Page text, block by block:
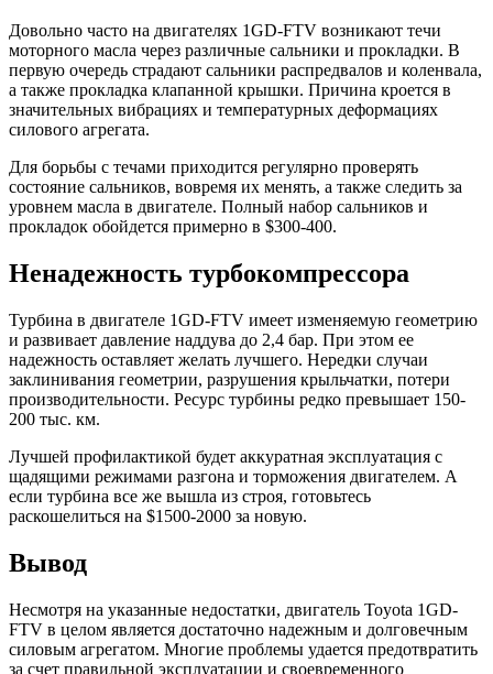
Довольно часто на двигателях 1GD-FTV возникают течи
моторного масла через различные сальники и прокладки. В
первую очередь страдают сальники распредвалов и коленвала,
а также прокладка клапанной крышки. Причина кроется в
значительных вибрациях и температурных деформациях
силового агрегата.
Для борьбы с течами приходится регулярно проверять
состояние сальников, вовремя их менять, а также следить за
уровнем масла в двигателе. Полный набор сальников и
прокладок обойдется примерно в $300-400.
Ненадежность турбокомпрессора
Турбина в двигателе 1GD-FTV имеет изменяемую геометрию
и развивает давление наддува до 2,4 бар. При этом ее
надежность оставляет желать лучшего. Нередки случаи
заклинивания геометрии, разрушения крыльчатки, потери
производительности. Ресурс турбины редко превышает 150-
200 тыс. км.
Лучшей профилактикой будет аккуратная эксплуатация с
щадящими режимами разгона и торможения двигателем. А
если турбина все же вышла из строя, готовьтесь
раскошелиться на $1500-2000 за новую.
Вывод
Несмотря на указанные недостатки, двигатель Toyota 1GD-
FTV в целом является достаточно надежным и долговечным
силовым агрегатом. Многие проблемы удается предотвратить
за счет правильной эксплуатации и своевременного